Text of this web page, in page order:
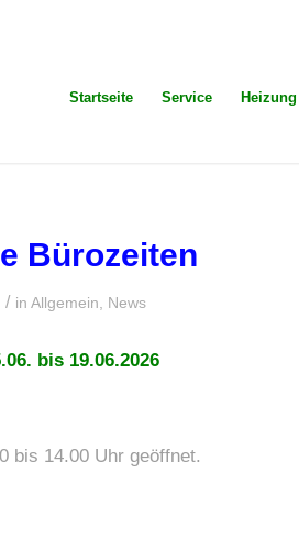
Startseite Service Heizung
Bürozeiten
/ in Allgemein News
bis 19.06.2026
bis 14.00 Uhr geöffnet.